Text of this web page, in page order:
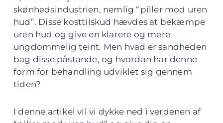
skønhedsindustrien, nemlig “piller mod uren
hud”. Disse kosttilskud hævdes at bekæmpe
uren hud og give en klarere og mere
ungdommelig teint. Men hvad er sandheden
bag disse påstande, og hvordan har denne
form for behandling udviklet sig gennem
tiden?
I denne artikel vil vi dykke ned i verdenen af